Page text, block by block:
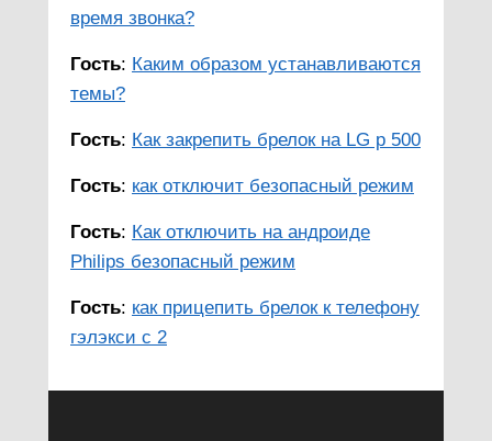
время звонка?
Гость: Каким образом устанавливаются
темы?
Гость: Как закрепить брелок на LG p 500
Гость: как отключит безопасный режим
Гость: Как отключить на андроиде
Philips безопасный режим
Гость: как прицепить брелок к телефону
гэлэкси с 2